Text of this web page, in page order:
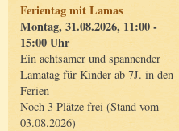
Ferientag mit Lamas
Montag, 31.08.2026, 11:00 -
15:00 Uhr
Ein achtsamer und spannender
Lamatag für Kinder ab 7J. in den
Ferien
Noch 3 Plätze frei (Stand vom
03.08.2026)